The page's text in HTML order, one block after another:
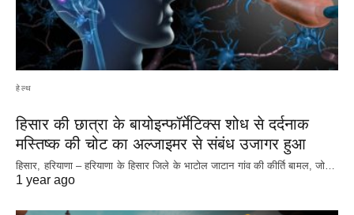
हेल्थ
हिसार की छात्रा के बायोइन्फॉर्मेटिक्स शोध से दर्दनाक
मस्तिष्क की चोट का अल्जाइमर से संबंध उजागर हुआ
हिसार, हरियाणा – हरियाणा के हिसार जिले के भाटोल जाटान गांव की कीर्ति बामल, जो…
1 year ago